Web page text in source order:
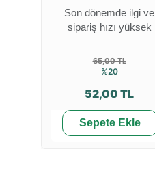
Son dönemde ilgi ve
sipariş hızı yüksek
65,00 TL
%20
52,00 TL
Sepete Ekle